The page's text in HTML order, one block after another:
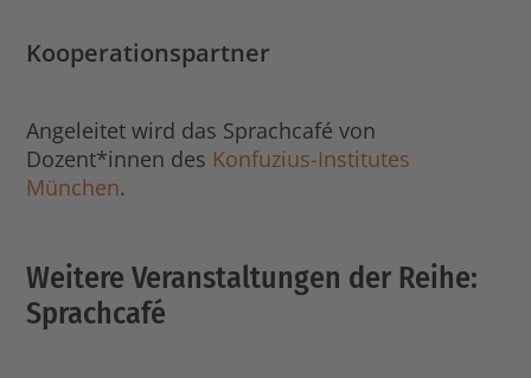
Kooperationspartner
Angeleitet wird das Sprachcafé von
Dozent*innen des Konfuzius-Institutes
München.
Weitere Veranstaltungen der Reihe:
Sprachcafé